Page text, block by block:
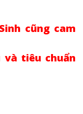
cũng cam
tiêu chuẩn